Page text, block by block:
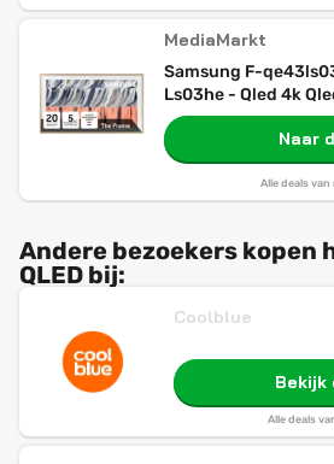
MediaMarkt
Samsung F-
Ls03he - Qled 4k
Naar
Alle deals van
Andere bezoekers kopen
QLED bij:
Coolblue
Bekijk
Alle deals